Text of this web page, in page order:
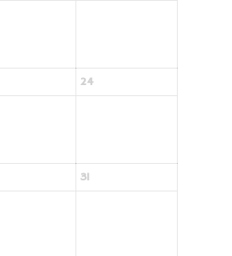
24
31